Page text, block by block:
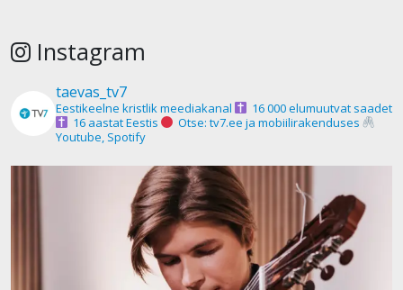
Instagram
taevas_tv7
Eestikeelne kristlik meediakanal
16 000 elumuutvat saadet
16 aastat Eestis
Otse: tv7.ee ja mobiilirakenduses
Youtube, Spotify